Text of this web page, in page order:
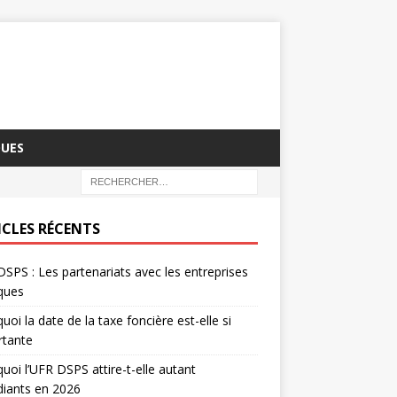
RÉCENTS
: Les partenariats avec les entreprises
la date de la taxe foncière est-elle si
l’UFR DSPS attire-t-elle autant
en 2026